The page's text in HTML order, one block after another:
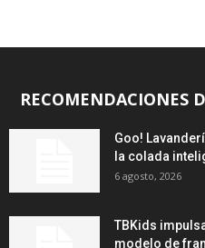
RECOMENDACIONES
Goo!
la colada
6 agosto, 2026
TBKids
modelo de